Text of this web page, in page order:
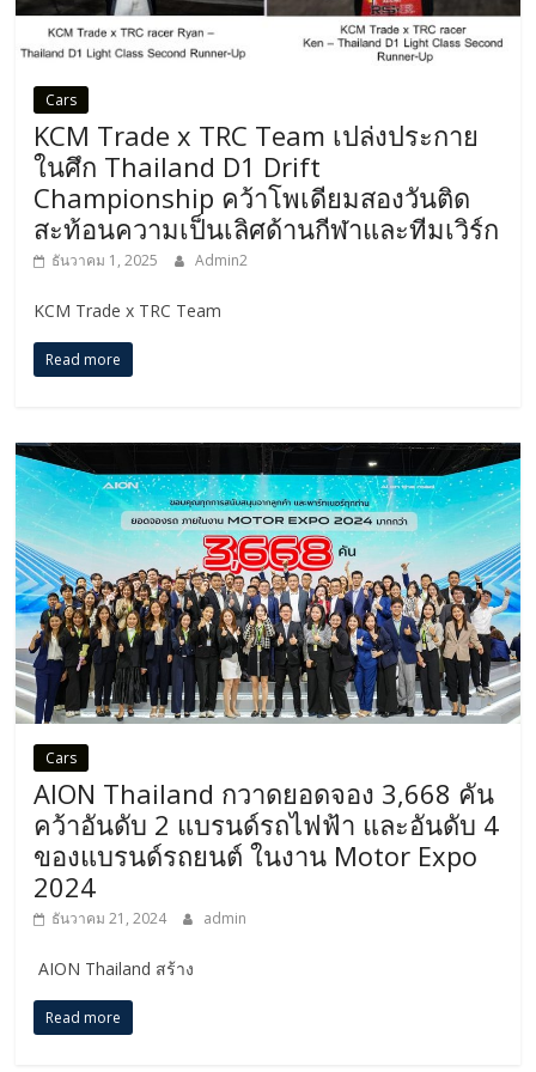
Cars
KCM Trade x TRC Team เปล่งประกาย
ในศึก Thailand D1 Drift
Championship คว้าโพเดียมสองวันติด
สะท้อนความเป็นเลิศด้านกีฬาและทีมเวิร์ก
ธันวาคม 1, 2025 Admin2
KCM Trade x TRC Team
Read more
Cars
AION Thailand กวาดยอดจอง 3,668 คัน
คว้าอันดับ 2 แบรนด์รถไฟฟ้า และอันดับ 4
ของแบรนด์รถยนต์ ในงาน Motor Expo
2024
ธันวาคม 21, 2024 admin
AION Thailand สร้าง
Read more